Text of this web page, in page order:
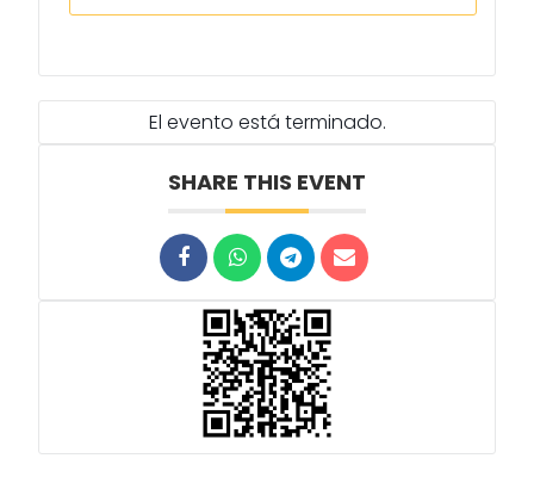
El evento está terminado.
SHARE THIS EVENT